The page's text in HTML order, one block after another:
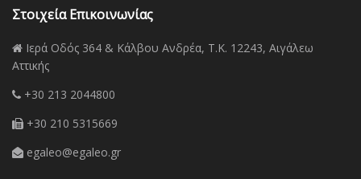
Στοιχεία Επικοινωνίας
Ιερά Οδός 364 & Κάλβου Ανδρέα, Τ.Κ. 12243, Αιγάλεω
Αττικής
+30 213 2044800
+30 210 5315669
egaleo@egaleo.gr